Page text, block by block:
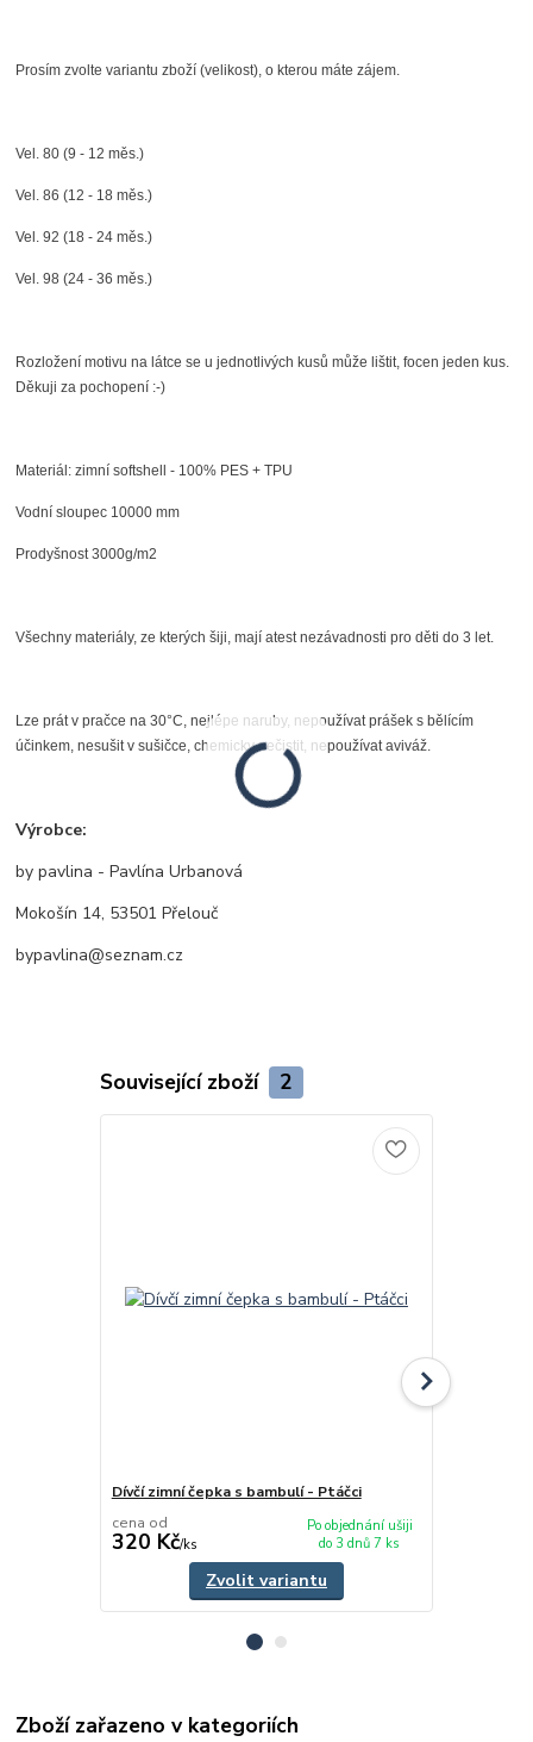
Prosím zvolte variantu zboží (velikost), o kterou máte zájem.
Vel. 80 (9 - 12 měs.)
Vel. 86 (12 - 18 měs.)
Vel. 92 (18 - 24 měs.)
Vel. 98 (24 - 36 měs.)
Rozložení motivu na látce se u jednotlivých kusů může lištit, focen jeden kus.
Děkuji za pochopení :-)
Materiál: zimní softshell - 100% PES + TPU
Vodní sloupec 10000 mm
Prodyšnost 3000g/m2
Všechny materiály, ze kterých šiji, mají atest nezávadnosti pro děti do 3 let.
Lze prát v pračce na 30°C, nejlépe naruby, nepoužívat prášek s bělícím
účinkem, nesušit v sušičce, chemicky nečistit, nepoužívat aviváž.
Výrobce:
by pavlina - Pavlína Urbanová
Mokošín 14, 53501 Přelouč
bypavlina@seznam.cz
Související zboží 2
Dívčí zimní čepka s bambulí - Ptáčci
cena od
320 Kč/ks
Po objednání ušiji
do 3 dnů 7 ks
Zvolit variantu
Zboží zařazeno v kategoriích